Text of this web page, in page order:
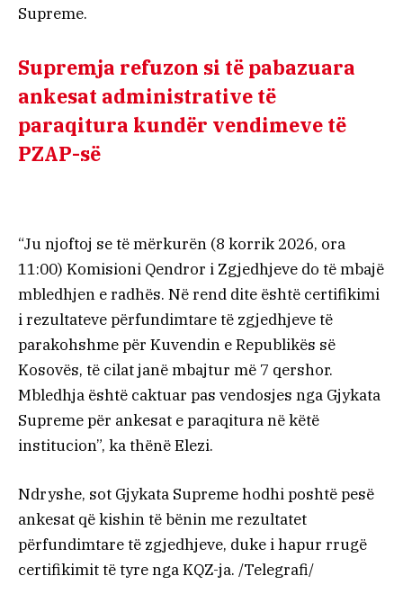
Supreme.
Supremja refuzon si të pabazuara
ankesat administrative të
paraqitura kundër vendimeve të
PZAP-së
“Ju njoftoj se të mërkurën (8 korrik 2026, ora
11:00) Komisioni Qendror i Zgjedhjeve do të mbajë
mbledhjen e radhës. Në rend dite është certifikimi
i rezultateve përfundimtare të zgjedhjeve të
parakohshme për Kuvendin e Republikës së
Kosovës, të cilat janë mbajtur më 7 qershor.
Mbledhja është caktuar pas vendosjes nga Gjykata
Supreme për ankesat e paraqitura në këtë
institucion”, ka thënë Elezi.
Ndryshe, sot Gjykata Supreme hodhi poshtë pesë
ankesat që kishin të bënin me rezultatet
përfundimtare të zgjedhjeve, duke i hapur rrugë
certifikimit të tyre nga KQZ-ja. /Telegrafi/